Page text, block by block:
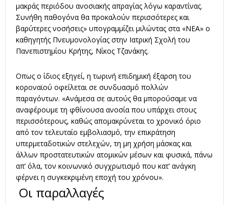
μακράς περιόδου ανοσιακής απραγίας λόγω καραντίνας.
Συνήθη παθογόνα θα προκαλούν περισσότερες και
βαρύτερες νοσήσεις» υπογραμμίζει μιλώντας στα «ΝΕΑ» ο
καθηγητής Πνευμονολογίας στην Ιατρική Σχολή του
Πανεπιστημίου Κρήτης, Νίκος Τζανάκης.
Οπως ο ίδιος εξηγεί, η τωρινή επιδημική έξαρση του
κοροναϊού οφείλεται σε συνδυασμό πολλών
παραγόντων. «Ανάμεσα σε αυτούς θα μπορούσαμε να
αναφέρουμε τη φθίνουσα ανοσία που υπάρχει στους
περισσότερους, καθώς απομακρύνεται το χρονικό όριο
από τον τελευταίο εμβολιασμό, την επικράτηση
υπερμεταδοτικών στελεχών, τη μη χρήση μάσκας και
άλλων προστατευτικών ατομικών μέσων και φυσικά, πάνω
απ’ όλα, τον κοινωνικό συγχρωτισμό που κατ’ ανάγκη
φέρνει η συγκεκριμένη εποχή του χρόνου».
Οι παραλλαγές